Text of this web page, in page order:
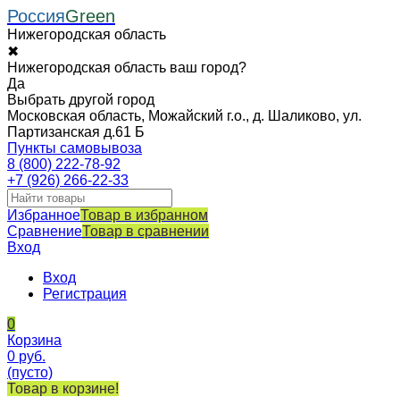
РоссияGreen
Нижегородская область
✖
Нижегородская область ваш город?
Да
Выбрать другой город
Московская область, Можайский г.о., д. Шаликово, ул.
Партизанская д.61 Б
Пункты самовывоза
8 (800) 222-78-92
+7 (926) 266-22-33
ИзбранноеТовар в избранном
СравнениеТовар в сравнении
Вход
Вход
Регистрация
0
Корзина
0 руб.
(пусто)
Товар в корзине!